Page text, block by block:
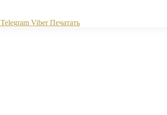
Telegram Viber Печатать